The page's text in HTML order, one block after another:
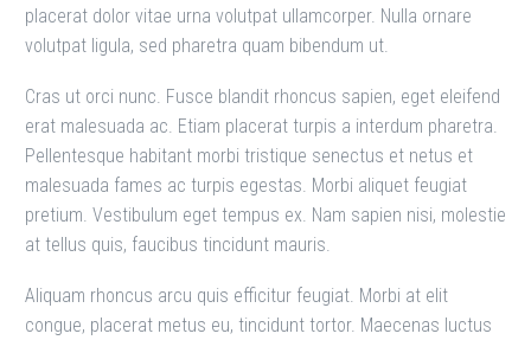
placerat dolor vitae urna volutpat ullamcorper. Nulla ornare
volutpat ligula, sed pharetra quam bibendum ut.
Cras ut orci nunc. Fusce blandit rhoncus sapien, eget eleifend
erat malesuada ac. Etiam placerat turpis a interdum pharetra.
Pellentesque habitant morbi tristique senectus et netus et
malesuada fames ac turpis egestas. Morbi aliquet feugiat
pretium. Vestibulum eget tempus ex. Nam sapien nisi, molestie
at tellus quis, faucibus tincidunt mauris.
Aliquam rhoncus arcu quis efficitur feugiat. Morbi at elit
congue, placerat metus eu, tincidunt tortor. Maecenas luctus